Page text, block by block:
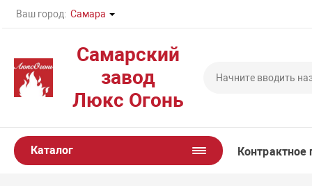
Ваш город: Самара
Самарский
завод
Люкс Огонь
Каталог Контрактное